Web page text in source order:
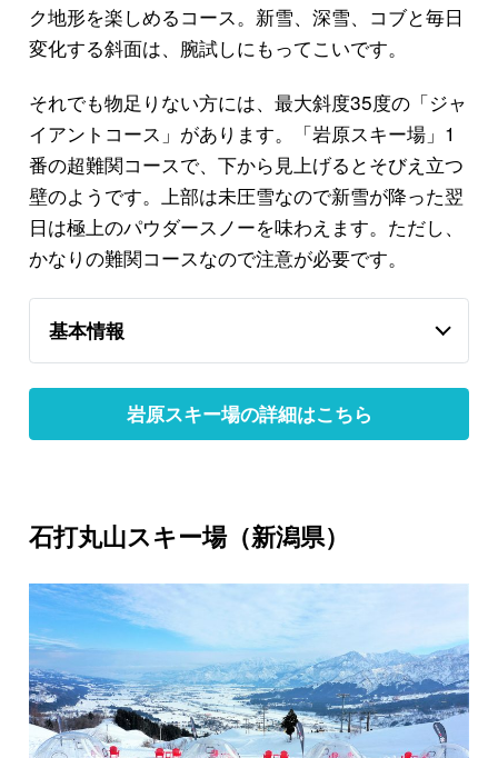
ク地形を楽しめるコース。新雪、深雪、コブと毎日
変化する斜面は、腕試しにもってこいです。
それでも物足りない方には、最大斜度35度の「ジャ
イアントコース」があります。「岩原スキー場」1
番の超難関コースで、下から見上げるとそびえ立つ
壁のようです。上部は未圧雪なので新雪が降った翌
日は極上のパウダースノーを味わえます。ただし、
かなりの難関コースなので注意が必要です。
基本情報
岩原スキー場の詳細はこちら
石打丸山スキー場（新潟県）